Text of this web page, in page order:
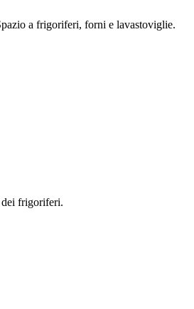
a frigoriferi, forni e lavastoviglie.
dei frigoriferi.